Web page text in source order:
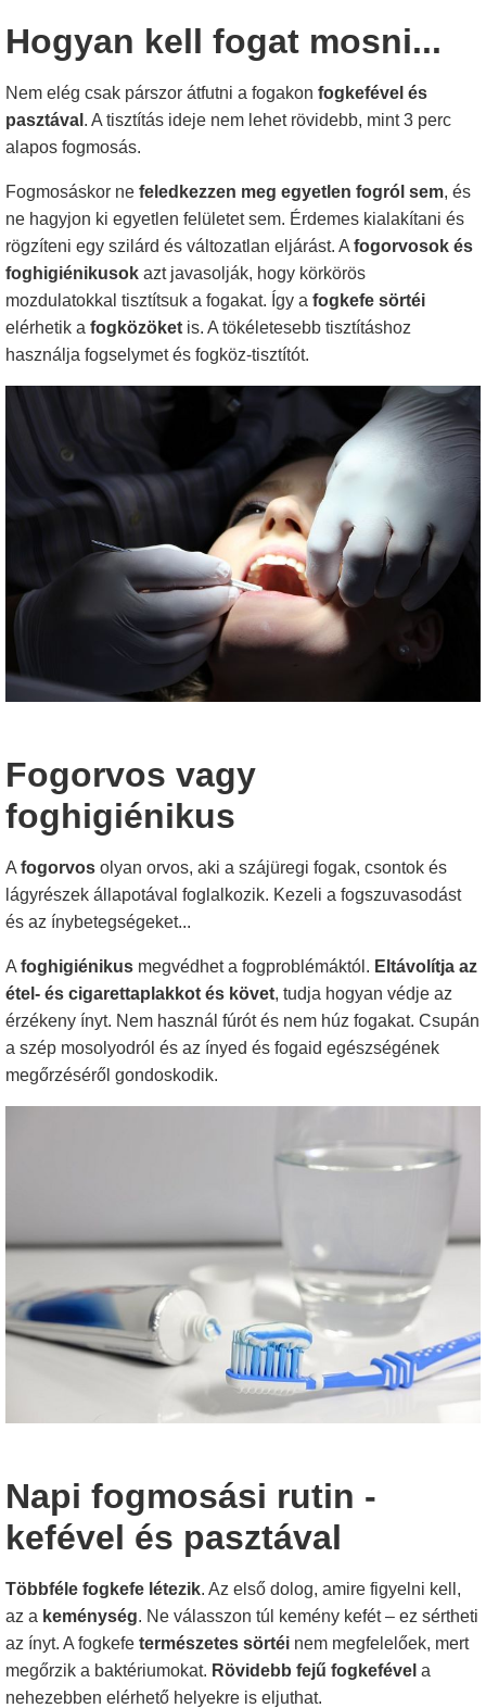
Hogyan kell fogat mosni...
Nem elég csak párszor átfutni a fogakon fogkefével és
pasztával . A tisztítás ideje nem lehet rövidebb, mint 3 perc
alapos fogmosás.
Fogmosáskor ne feledkezzen meg egyetlen fogról sem, és
ne hagyjon ki egyetlen felületet sem. Érdemes kialakítani és
rögzíteni egy szilárd és változatlan eljárást. A fogorvosok és
foghigiénikusok azt javasolják, hogy körkörös
mozdulatokkal tisztítsuk a fogakat. Így a fogkefe sörtéi
elérhetik a fogközöket is. A tökéletesebb tisztításhoz
használja fogselymet és fogköz-tisztítót.
Fogorvos vagy
foghigiénikus
A fogorvos olyan orvos, aki a szájüregi fogak, csontok és
lágyrészek állapotával foglalkozik. Kezeli a fogszuvasodást
és az ínybetegségeket...
A foghigiénikus megvédhet a fogproblémáktól. Eltávolítja az
étel- és cigarettaplakkot és követ, tudja hogyan védje az
érzékeny ínyt. Nem használ fúrót és nem húz fogakat. Csupán
a szép mosolyodról és az ínyed és fogaid egészségének
megőrzéséről gondoskodik.
Napi fogmosási rutin -
kefével és pasztával
Többféle fogkefe létezik. Az első dolog, amire figyelni kell,
az a keménység. Ne válasszon túl kemény kefét – ez sértheti
az ínyt. A fogkefe természetes sörtéi nem megfelelőek, mert
megőrzik a baktériumokat. Rövidebb fejű fogkefével a
nehezebben elérhető helyekre is eljuthat.